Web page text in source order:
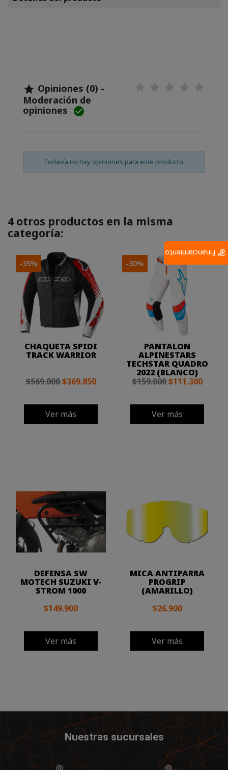
 Opiniones (0) -
Moderación de
opiniones 
Todavía no hay opiniones para este producto.
4 otros productos en la misma
categoría:
CHAQUETA SPIDI
TRACK WARRIOR
$569.000 $369.850
Ver más
-35%
PANTALON
ALPINESTARS
TECHSTAR QUADRO
2022 (BLANCO)
$159.000 $111.300
Ver más
-30%
DEFENSA SW
MOTECH SUZUKI V-
STROM 1000
$149.900
Ver más
MICA ANTIPARRA
PROGRIP
(AMARILLO)
$26.900
Ver más
Nuestras sucursales
Financiamiento